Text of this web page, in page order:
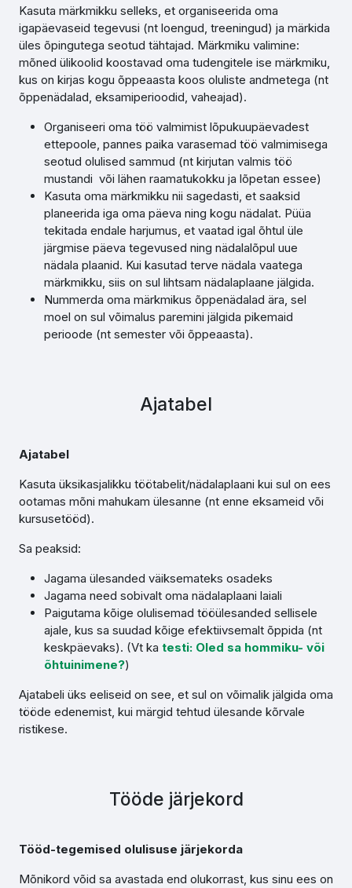
Kasuta märkmikku selleks, et organiseerida oma
igapäevaseid tegevusi (nt loengud, treeningud) ja märkida
üles õpingutega seotud tähtajad. Märkmiku valimine:
mõned ülikoolid koostavad oma tudengitele ise märkmiku,
kus on kirjas kogu õppeaasta koos oluliste andmetega (nt
õppenädalad, eksamiperioodid, vaheajad).
Organiseeri oma töö valmimist lõpukuupäevadest
ettepoole, pannes paika varasemad töö valmimisega
seotud olulised sammud (nt kirjutan valmis töö
mustandi või lähen raamatukokku ja lõpetan essee)
Kasuta oma märkmikku nii sagedasti, et saaksid
planeerida iga oma päeva ning kogu nädalat. Püüa
tekitada endale harjumus, et vaatad igal õhtul üle
järgmise päeva tegevused ning nädalalõpul uue
nädala plaanid. Kui kasutad terve nädala vaatega
märkmikku, siis on sul lihtsam nädalaplaane jälgida.
Nummerda oma märkmikus õppenädalad ära, sel
moel on sul võimalus paremini jälgida pikemaid
perioode (nt semester või õppeaasta).
Ajatabel
Ajatabel
Kasuta üksikasjalikku töötabelit/nädalaplaani kui sul on ees
ootamas mõni mahukam ülesanne (nt enne eksameid või
kursusetööd).
Sa peaksid:
Jagama ülesanded väiksemateks osadeks
Jagama need sobivalt oma nädalaplaani laiali
Paigutama kõige olulisemad tööülesanded sellisele
ajale, kus sa suudad kõige efektiivsemalt õppida (nt
keskpäevaks). (Vt ka testi: Oled sa hommiku- või
õhtuinimene?)
Ajatabeli üks eeliseid on see, et sul on võimalik jälgida oma
tööde edenemist, kui märgid tehtud ülesande kõrvale
ristikese.
Tööde järjekord
Tööd-tegemised olulisuse järjekorda
Mõnikord võid sa avastada end olukorrast, kus sinu ees on